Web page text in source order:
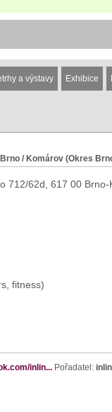
a výstavy Exhibice
Brno / Komárov (Okres
712/62d, 617 00 Brno-
fitness)
inlin...Pořadatel: